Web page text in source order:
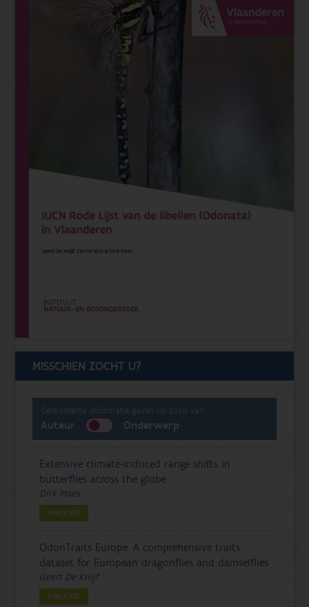
MISSCHIEN ZOCHT U?
Gerelateerde informatie geven op basis van:
Auteur Onderwerp
Extensive climate-induced range shifts in
butterflies across the globe
Dirk Maes
PUBLICATIE
OdonTraits Europe. A comprehensive traits
dataset for European dragonflies and damselflies
Geert De Knijf
PUBLICATIE